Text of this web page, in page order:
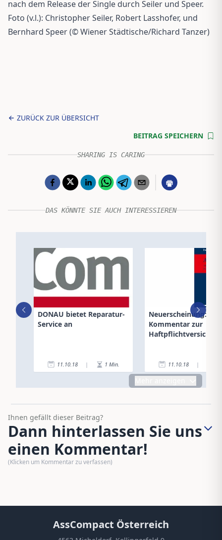
nach dem Release der Single durch Seiler und Speer.
Foto (v.l.): Christopher Seiler, Robert Lasshofer, und
Bernhard Speer (© Wiener Städtische/Richard Tanzer)
ZURÜCK ZUR ÜBERSICHT
BEITRAG SPEICHERN
SHARING IS CARING
DAS KÖNNTE SIE AUCH INTERESSIEREN
DONAU bietet Reparatur-
Service an
11.10.18 | 1 Min.
Neuerscheinung:
Kommentar zur
11.10.18 |
Ihnen gefällt dieser Beitrag?
Dann hinterlassen Sie uns
einen Kommentar!
(Klicken um Kommentar zu verfassen)
AssCompact Österreich